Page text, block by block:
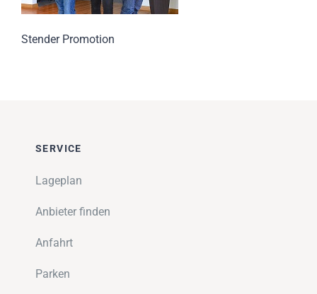
SUCHE
NACH:
Stender Promotion
SERVICE
Lageplan
Anbieter finden
Anfahrt
Parken